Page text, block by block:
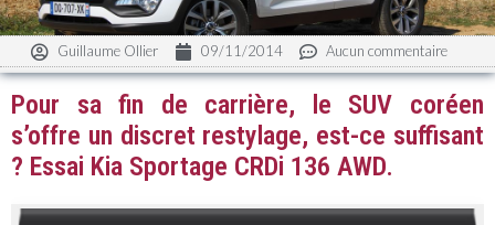
Guillaume Ollier 09/11/2014 Aucun commentaire
Pour sa fin de carrière, le SUV coréen
s’offre un discret restylage, est-ce suffisant
? Essai Kia Sportage CRDi 136 AWD.